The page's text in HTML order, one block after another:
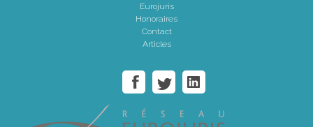
Eurojuris
Honoraires
Contact
Articles